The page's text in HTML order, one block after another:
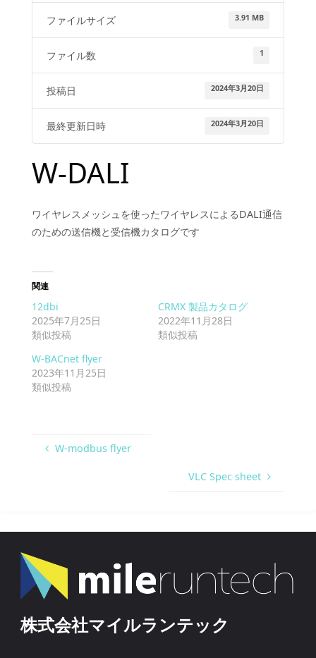
ファイルサイズ 3.91 MB
ファイル数 1
投稿日 2024年3月20日
最終更新日時 2024年3月20日
W-DALI
ワイヤレスメッシュを使ったワイヤレスによるDALI通信
のための送信機と受信機カタログです
関連
12dbi
2025年7月25日
類似投稿
CRMX 製品カタログ
2022年11月28日
類似投稿
W-BACnet flyer
2023年11月25日
類似投稿
W-modbus flyer
VLC Spec sheet
株式会社マイルランテック